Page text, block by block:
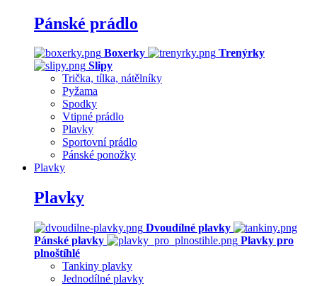
Pánské prádlo
Boxerky
Trenýrky
Slipy
Trička, tílka, nátělníky
Pyžama
Spodky
Vtipné prádlo
Plavky
Sportovní prádlo
Pánské ponožky
Plavky
Plavky
Dvoudílné plavky
Pánské plavky
Plavky pro
plnoštíhlé
Tankiny plavky
Jednodílné plavky